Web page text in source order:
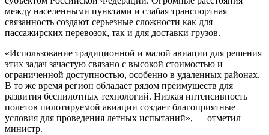
между населенными пунктами и слабая транспортная
связанность создают серьезные сложности как для
пассажирских перевозок, так и для доставки грузов.
«Использование традиционной и малой авиации для решения
этих задач зачастую связано с высокой стоимостью и
ограниченной доступностью, особенно в удаленных районах.
В то же время регион обладает рядом преимуществ для
развития беспилотных технологий. Низкая интенсивность
полетов пилотируемой авиации создает благоприятные
условия для проведения летных испытаний», — отметил
министр.